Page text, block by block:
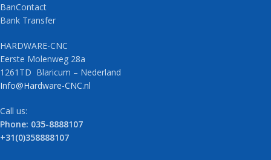
BanContact
Bank Transfer
HARDWARE-CNC
Eerste Molenweg 28a
1261TD Blaricum – Nederland
Info@Hardware-CNC.nl
Call us:
Phone: 035-8888107
+31(0)358888107